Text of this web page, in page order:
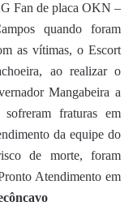
Fan de placa OKN –
quando foram
as vítimas, o Escort
ao realizar o
Mangabeira a
fraturas em
da equipe do
de morte, foram
Atendimento em